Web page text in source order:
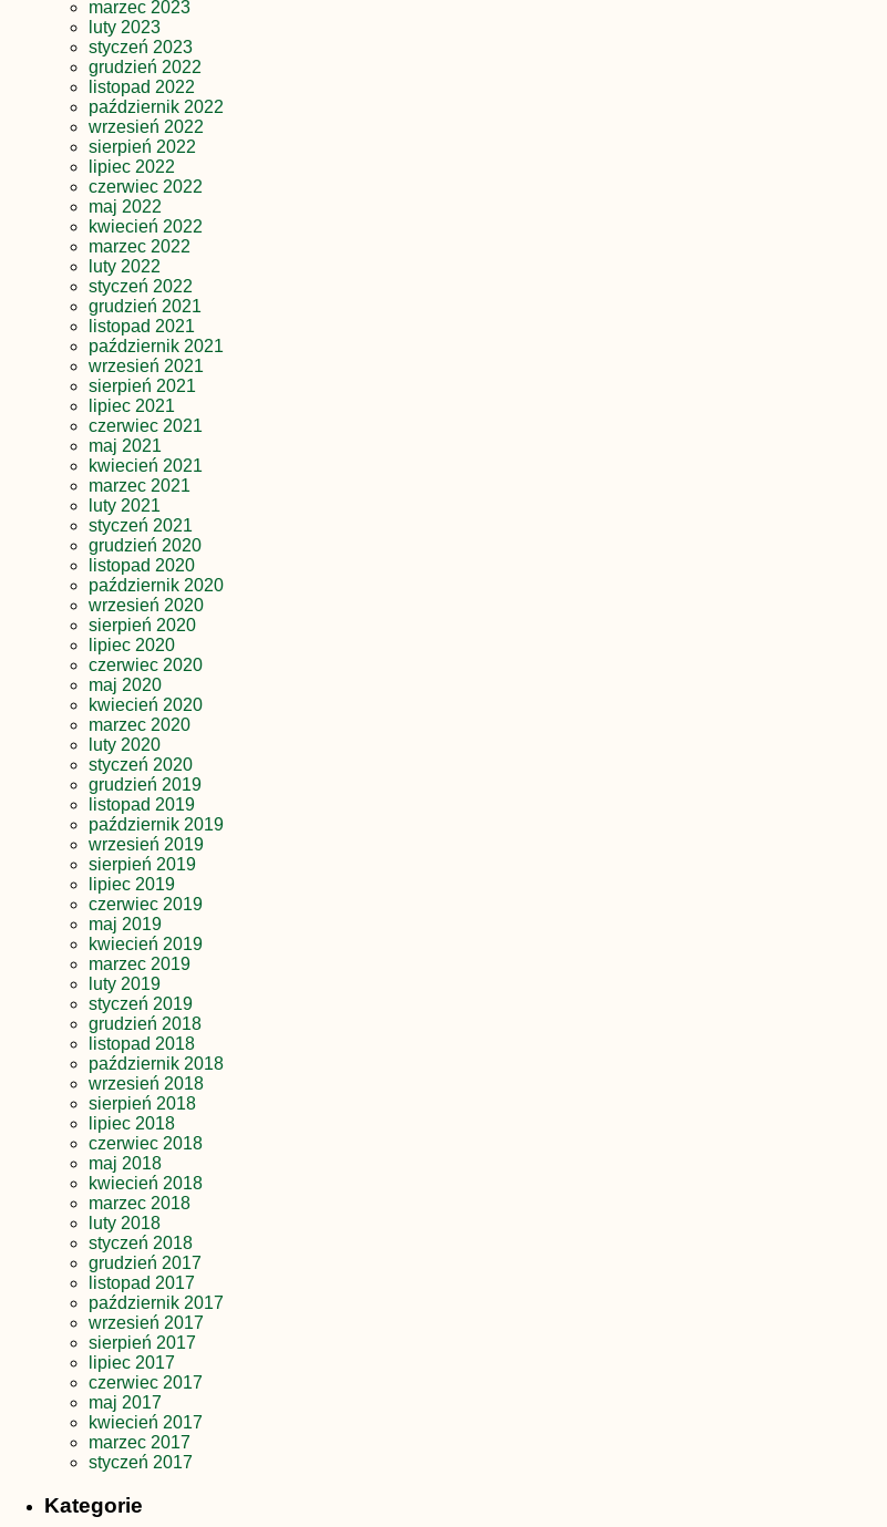
marzec 2023
luty 2023
styczeń 2023
grudzień 2022
listopad 2022
październik 2022
wrzesień 2022
sierpień 2022
lipiec 2022
czerwiec 2022
maj 2022
kwiecień 2022
marzec 2022
luty 2022
styczeń 2022
grudzień 2021
listopad 2021
październik 2021
wrzesień 2021
sierpień 2021
lipiec 2021
czerwiec 2021
maj 2021
kwiecień 2021
marzec 2021
luty 2021
styczeń 2021
grudzień 2020
listopad 2020
październik 2020
wrzesień 2020
sierpień 2020
lipiec 2020
czerwiec 2020
maj 2020
kwiecień 2020
marzec 2020
luty 2020
styczeń 2020
grudzień 2019
listopad 2019
październik 2019
wrzesień 2019
sierpień 2019
lipiec 2019
czerwiec 2019
maj 2019
kwiecień 2019
marzec 2019
luty 2019
styczeń 2019
grudzień 2018
listopad 2018
październik 2018
wrzesień 2018
sierpień 2018
lipiec 2018
czerwiec 2018
maj 2018
kwiecień 2018
marzec 2018
luty 2018
styczeń 2018
grudzień 2017
listopad 2017
październik 2017
wrzesień 2017
sierpień 2017
lipiec 2017
czerwiec 2017
maj 2017
kwiecień 2017
marzec 2017
styczeń 2017
Kategorie